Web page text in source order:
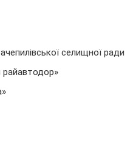
селищної ради
райавтодор»